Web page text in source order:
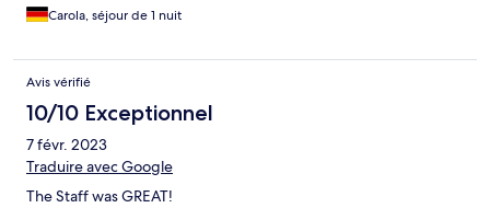
Carola, séjour de 1 nuit
Avis vérifié
10/10 Exceptionnel
7 févr. 2023
Traduire avec Google
The Staff was GREAT!